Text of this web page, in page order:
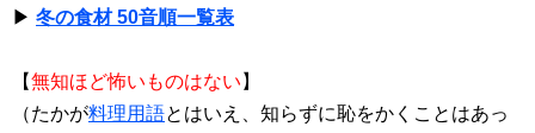
▶ 冬の食材 50音順一覧表
【無知ほど怖いものはない 】
（たかが料理用語とはいえ、知らずに恥をかくことはあっ